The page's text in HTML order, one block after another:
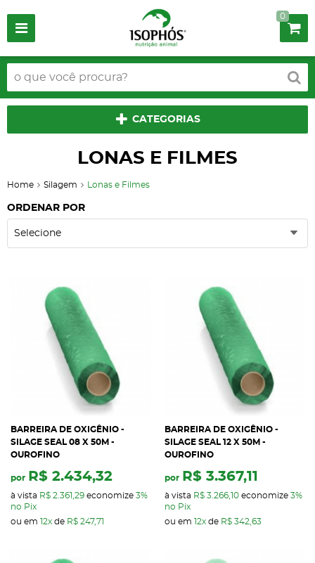
0
CATEGORIAS
LONAS E FILMES
Home Silagem Lonas e Filmes
ORDENAR POR
Selecione
BARREIRA DE OXIGÊNIO -
SILAGE SEAL 08 X 50M -
OUROFINO
por R$ 2.434,32
à vista R$ 2.361,29 economize 3%
no Pix
ou em 12x de R$ 247,71
BARREIRA DE OXIGÊNIO -
SILAGE SEAL 12 X 50M -
OUROFINO
por R$ 3.367,11
à vista R$ 3.266,10 economize 3%
no Pix
ou em 12x de R$ 342,63